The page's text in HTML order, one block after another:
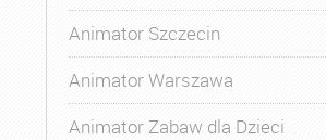
Animator Szczecin
Animator Warszawa
Animator Zabaw dla Dzieci